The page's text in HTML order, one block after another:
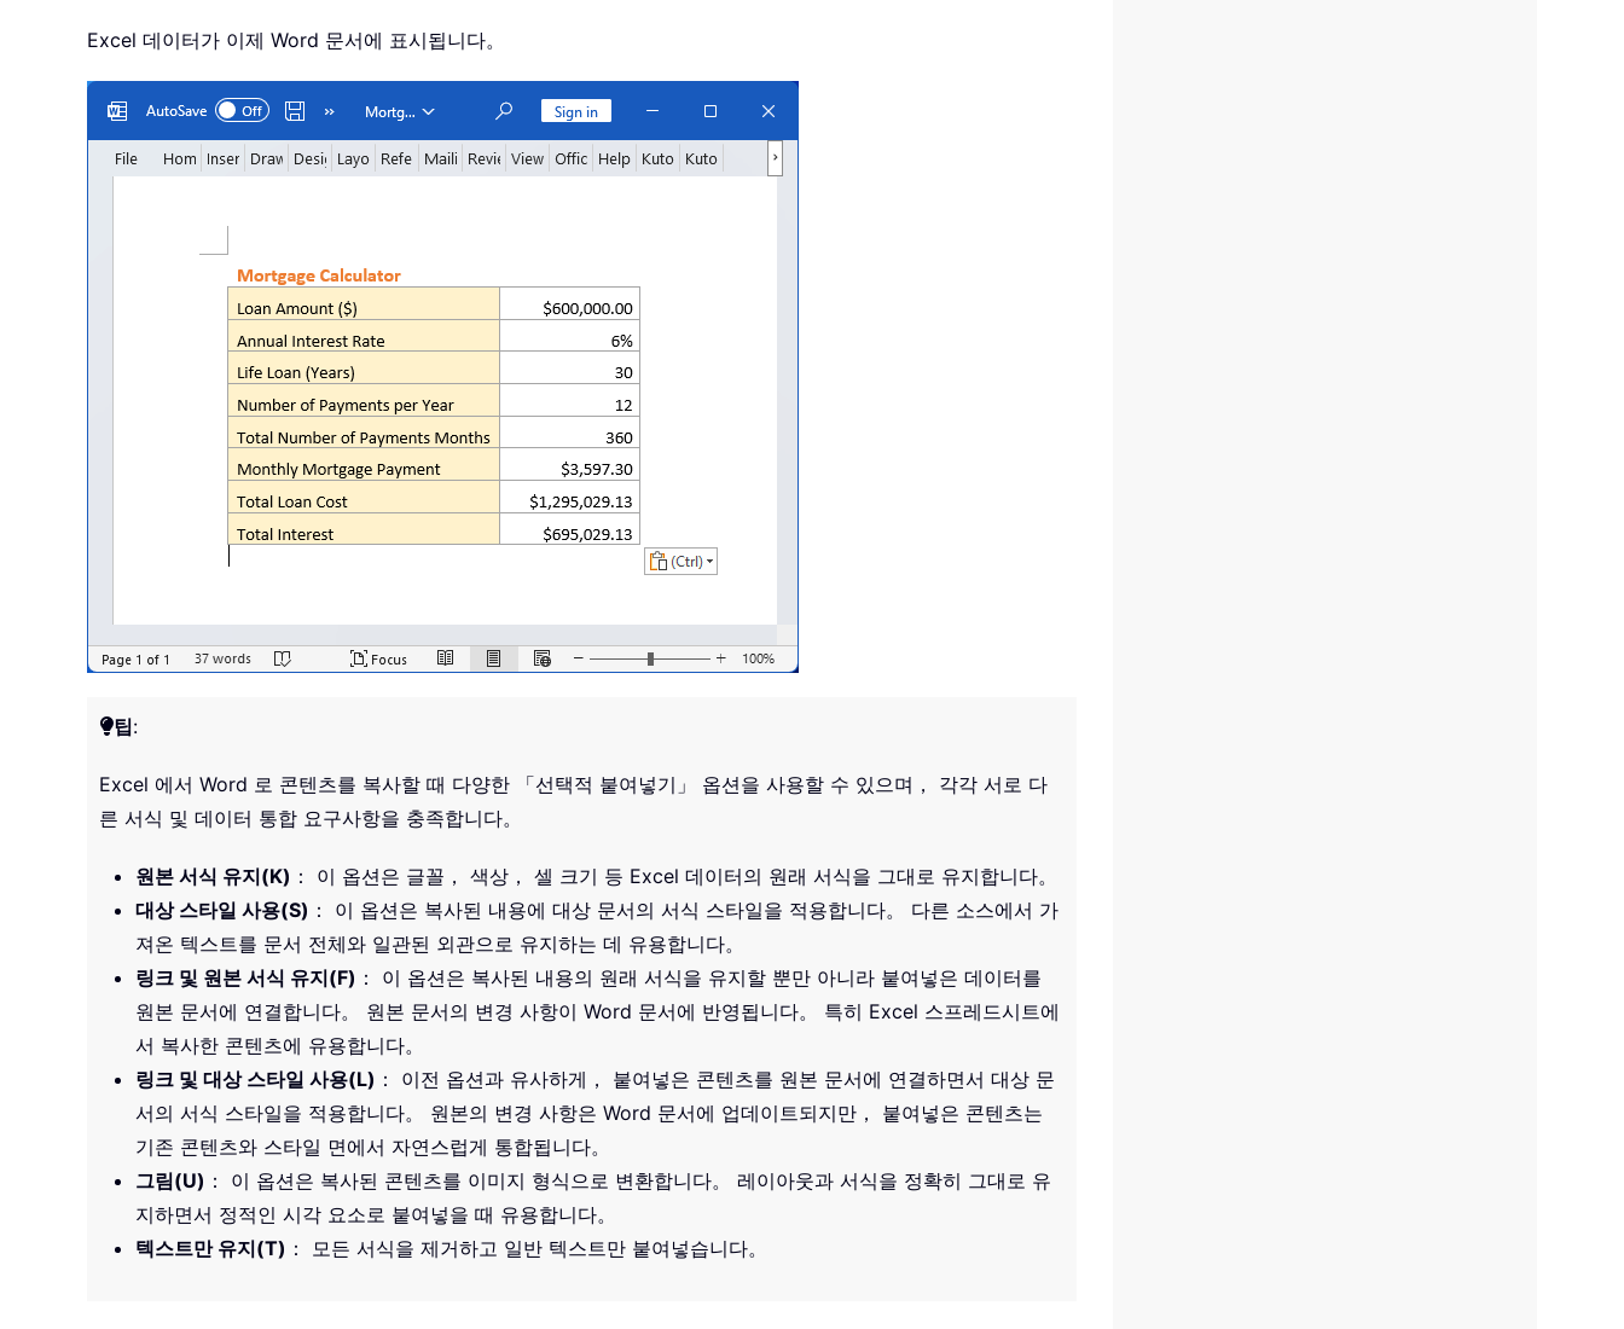
Excel 데이터가 이제 Word 문서에 표시됩니다。
팁:
Excel 에서 Word 로 콘텐츠를 복사할 때 다양한 「선택적 붙여넣기」 옵션을 사용할 수 있으며， 각각 서로 다
른 서식 및 데이터 통합 요구사항을 충족합니다。
원본 서식 유지(K) ： 이 옵션은 글꼴， 색상， 셀 크기 등 Excel 데이터의 원래 서식을 그대로 유지합니다。
대상 스타일 사용(S) ： 이 옵션은 복사된 내용에 대상 문서의 서식 스타일을 적용합니다。 다른 소스에서 가
져온 텍스트를 문서 전체와 일관된 외관으로 유지하는 데 유용합니다。
링크 및 원본 서식 유지(F) ： 이 옵션은 복사된 내용의 원래 서식을 유지할 뿐만 아니라 붙여넣은 데이터를
원본 문서에 연결합니다。 원본 문서의 변경 사항이 Word 문서에 반영됩니다。 특히 Excel 스프레드시트에
서 복사한 콘텐츠에 유용합니다。
링크 및 대상 스타일 사용(L) ： 이전 옵션과 유사하게， 붙여넣은 콘텐츠를 원본 문서에 연결하면서 대상 문
서의 서식 스타일을 적용합니다。 원본의 변경 사항은 Word 문서에 업데이트되지만， 붙여넣은 콘텐츠는
기존 콘텐츠와 스타일 면에서 자연스럽게 통합됩니다。
그림(U) ： 이 옵션은 복사된 콘텐츠를 이미지 형식으로 변환합니다。 레이아웃과 서식을 정확히 그대로 유
지하면서 정적인 시각 요소로 붙여넣을 때 유용합니다。
텍스트만 유지(T) ： 모든 서식을 제거하고 일반 텍스트만 붙여넣습니다。